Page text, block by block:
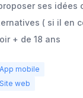
ses idées
( si il en
+ de 18 ans
mobile
web